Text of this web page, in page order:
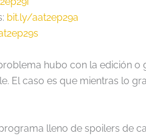
: bit.ly/aat2ep29a
hubo con la edición o
El caso es que mientras lo
lleno de spoilers de